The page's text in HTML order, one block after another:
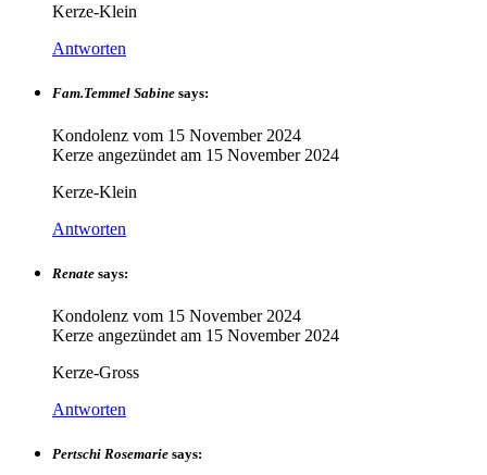
Kerze-Klein
Antworten
Fam.Temmel Sabine says:
Kondolenz vom 15 November 2024
Kerze angezündet am 15 November 2024
Kerze-Klein
Antworten
Renate says:
Kondolenz vom 15 November 2024
Kerze angezündet am 15 November 2024
Kerze-Gross
Antworten
Pertschi Rosemarie says: